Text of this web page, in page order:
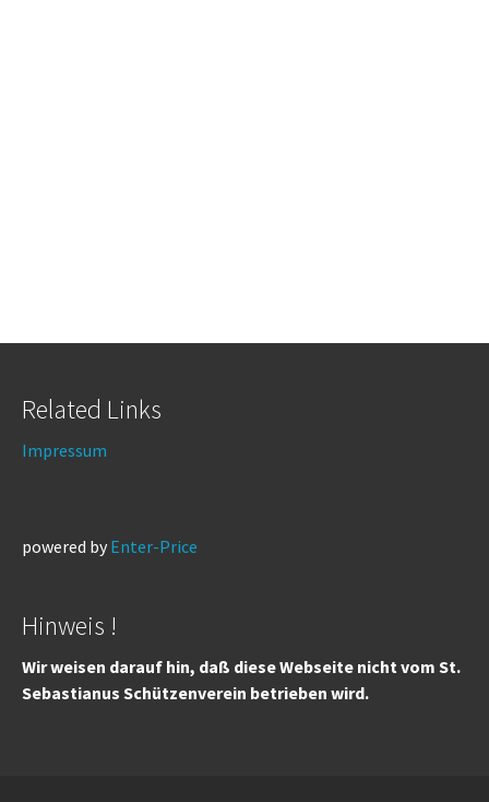
Related Links
Impressum
powered by Enter-Price
Hinweis !
Wir weisen darauf hin, daß diese Webseite nicht vom St.
Sebastianus Schützenverein betrieben wird.